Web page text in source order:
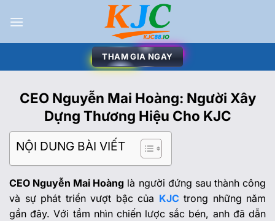
THAM GIA NGAY
CEO Nguyễn Mai Hoàng: Người Xây
Dựng Thương Hiệu Cho KJC
NỘI DUNG BÀI VIẾT
CEO Nguyễn Mai Hoàng là người đứng sau thành công
và sự phát triển vượt bậc của KJC trong những năm
gần đây. Với tầm nhìn chiến lược sắc bén, anh đã dẫn